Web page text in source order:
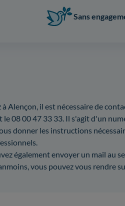
Sans
Alençon, il est nécessaire de
le 08 00 47 33 33. Il s'agit d'un
donner les instructions
également envoyer un mail au
vous pouvez vous rendre